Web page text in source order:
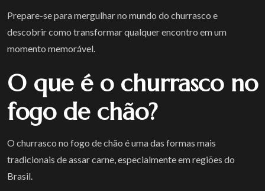
Prepare-se para mergulhar no mundo do churrasco e
descobrir como transformar qualquer encontro em um
momento memorável.
O que é o churrasco no
fogo de chão?
O churrasco no fogo de chão é uma das formas mais
tradicionais de assar carne, especialmente em regiões do
Brasil.